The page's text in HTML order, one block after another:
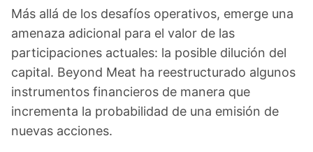
Más allá de los desafíos operativos, emerge una
amenaza adicional para el valor de las
participaciones actuales: la posible dilución del
capital. Beyond Meat ha reestructurado algunos
instrumentos financieros de manera que
incrementa la probabilidad de una emisión de
nuevas acciones.